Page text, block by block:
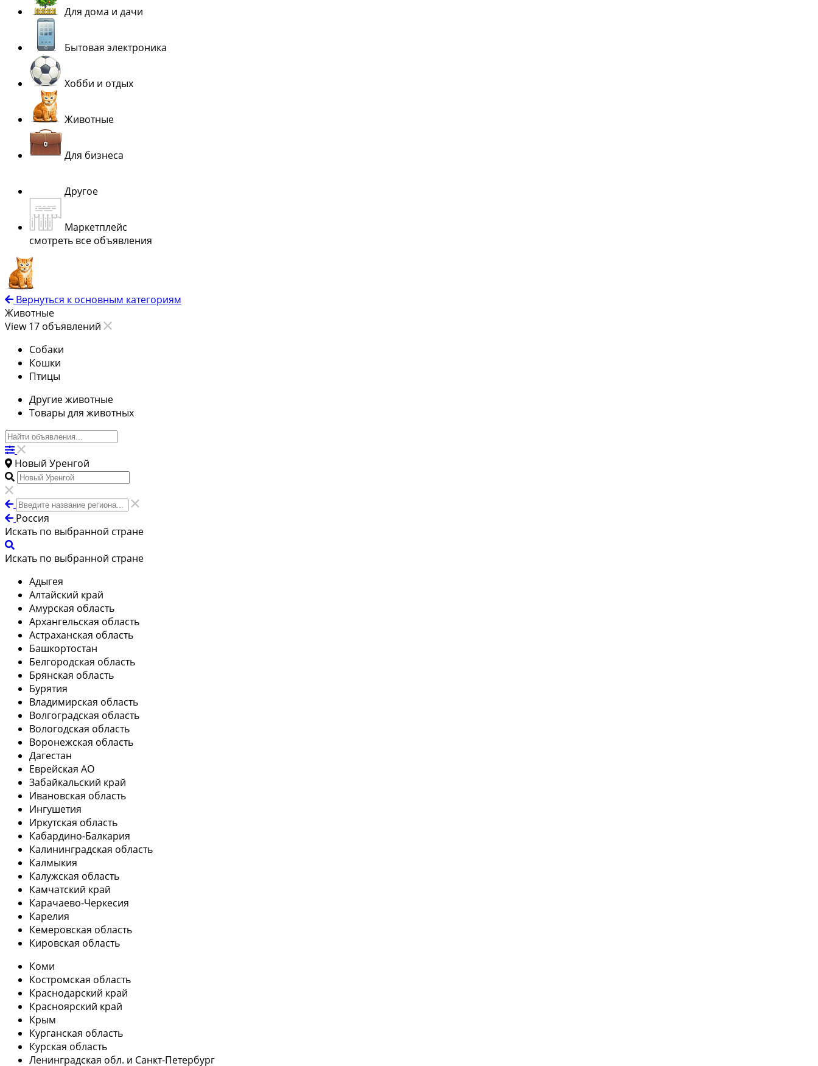
Для дома и дачи
Бытовая электроника
Хобби и отдых
Животные
Для бизнеса
Другое
Маркетплейс
смотреть все объявления
Вернуться к основным категориям
Животные
View 17 объявлений
Собаки
Кошки
Птицы
Другие животные
Товары для животных
Новый Уренгой
Россия
Искать по выбранной стране
Искать по выбранной стране
Адыгея
Алтайский край
Амурская область
Архангельская область
Астраханская область
Башкортостан
Белгородская область
Брянская область
Бурятия
Владимирская область
Волгоградская область
Вологодская область
Воронежская область
Дагестан
Еврейская АО
Забайкальский край
Ивановская область
Ингушетия
Иркутская область
Кабардино-Балкария
Калининградская область
Калмыкия
Калужская область
Камчатский край
Карачаево-Черкесия
Карелия
Кемеровская область
Кировская область
Коми
Костромская область
Краснодарский край
Красноярский край
Крым
Курганская область
Курская область
Ленинградская обл. и Санкт-Петербург